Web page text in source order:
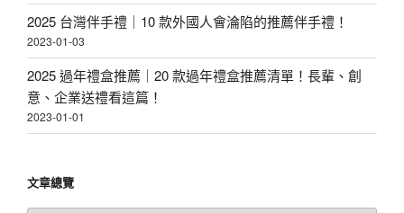
2025 台灣伴手禮｜10 款外國人會淪陷的推薦伴手禮！
2023-01-03
2025 過年禮盒推薦｜20 款過年禮盒推薦清單！長輩、創
意、企業送禮看這篇！
2023-01-01
文章總覽